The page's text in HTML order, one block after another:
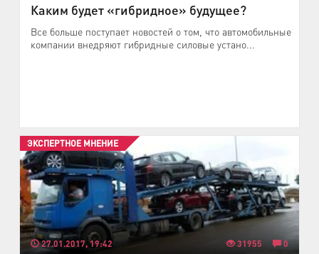
Каким будет «гибридное» будущее?
Все больше поступает новостей о том, что автомобильные
компании внедряют гибридные силовые устано...
27.01.2017, 19:42 31955 0
ЭКСПЕРТНОЕ МНЕНИЕ